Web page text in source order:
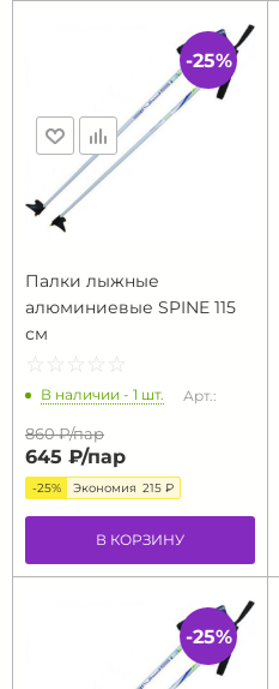
Палки лыжные
алюминиевые SPINE 115
см
☆ ☆ ☆ ☆ ☆
★ ★ ★ ★ ★
В наличии - 1 шт. Арт.:
860 ₽/пар
645 ₽/пар
-25% Экономия 215 ₽
В КОРЗИНУ
-25%
-25%